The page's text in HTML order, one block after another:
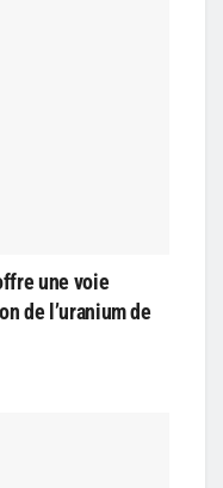
une voie
de l’uranium de